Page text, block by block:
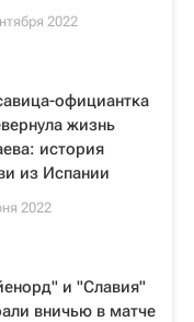
2022
официантка
жизнь
история
из Испании
2022
и "Славия"
вничью в матче